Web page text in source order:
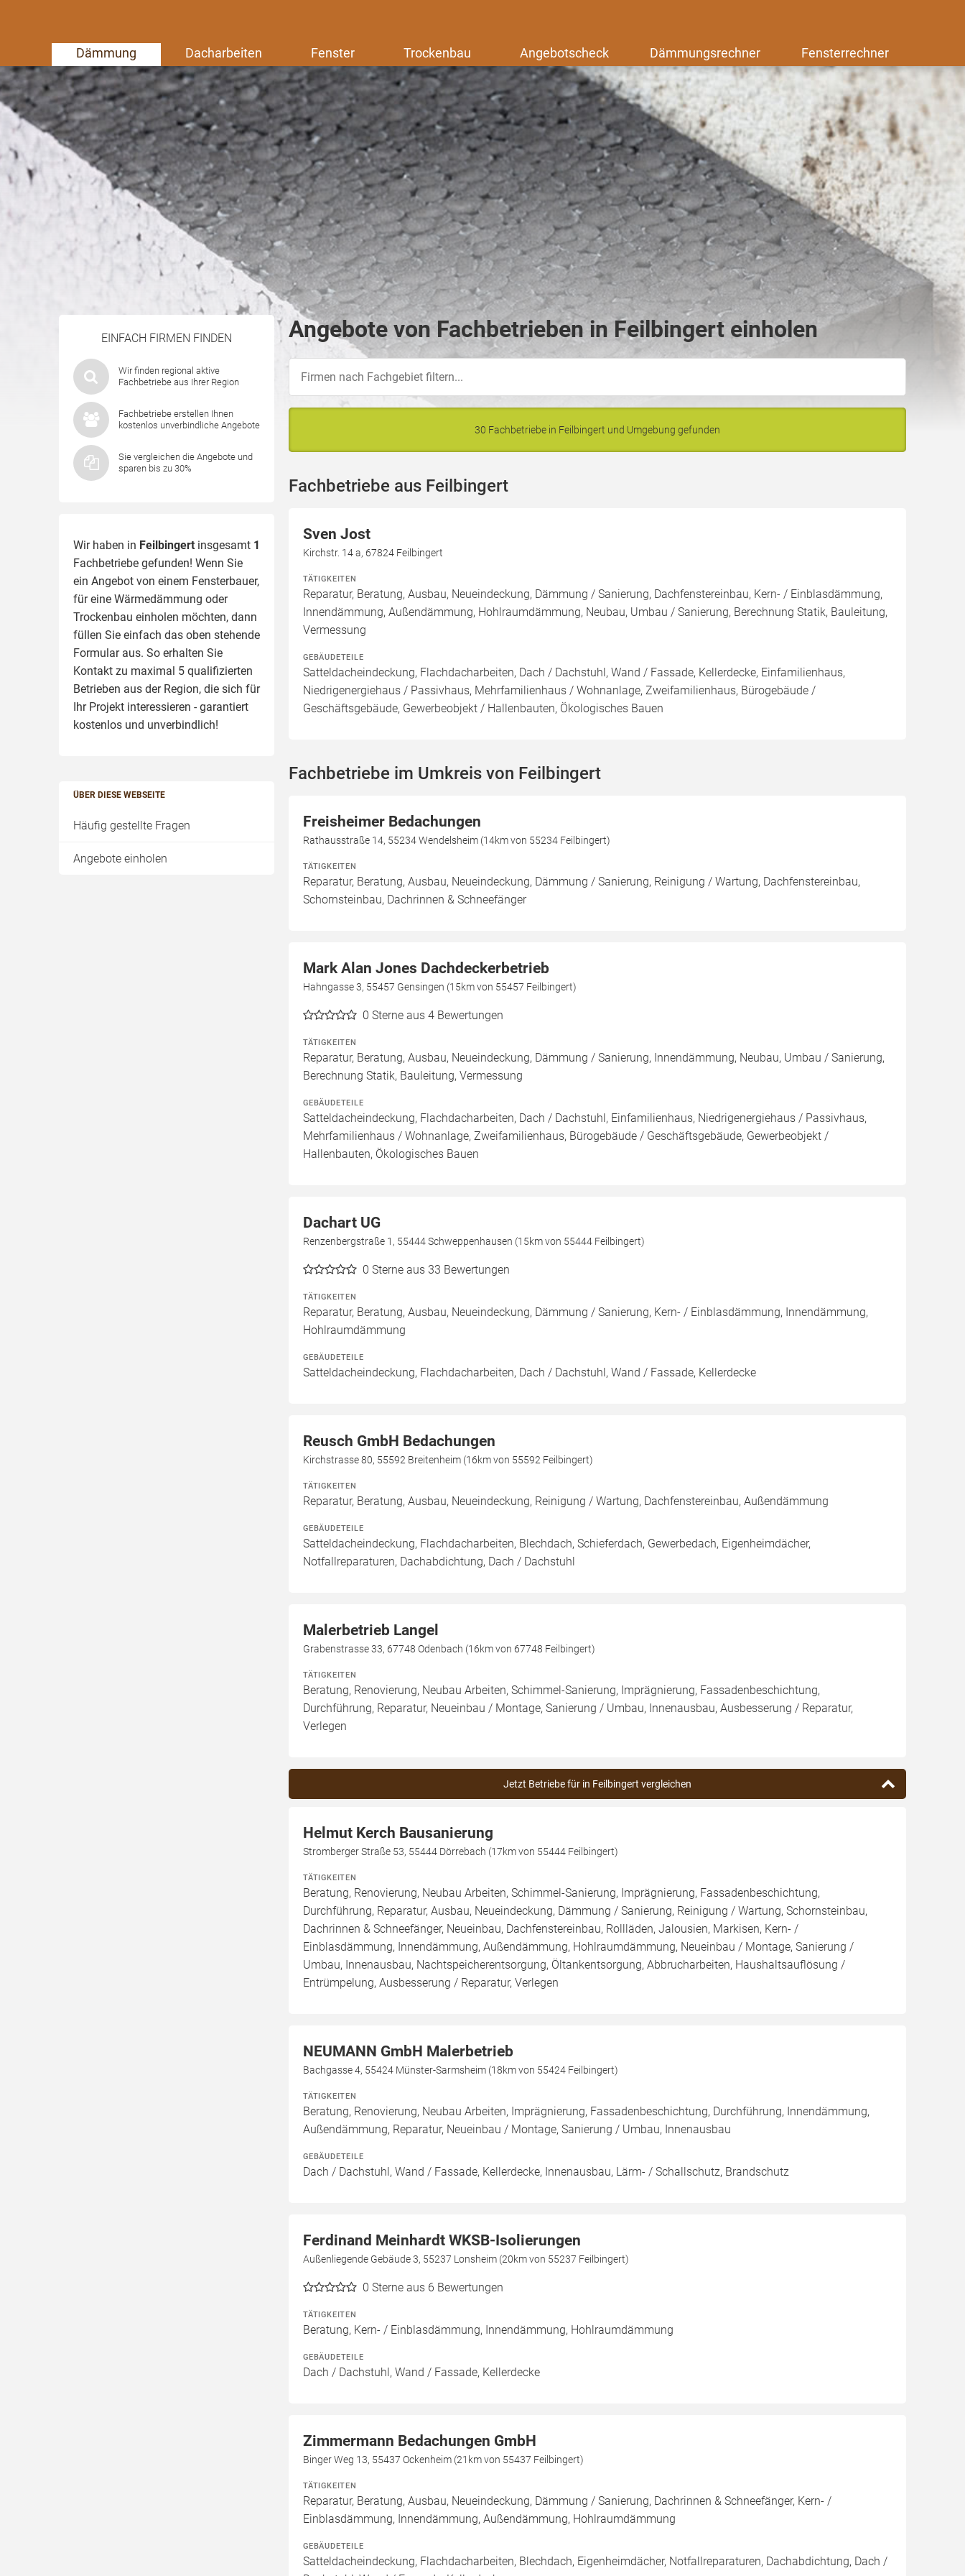
Dämmung Dacharbeiten Fenster Trockenbau Angebotscheck Dämmungsrechner Fensterrechner
EINFACH FIRMEN FINDEN
Wir finden regional aktive
Fachbetriebe aus Ihrer Region
Fachbetriebe erstellen Ihnen
kostenlos unverbindliche Angebote
Sie vergleichen die Angebote und
sparen bis zu 30%
Wir haben in Feilbingert insgesamt 1
Fachbetriebe gefunden! Wenn Sie
ein Angebot von einem Fensterbauer,
für eine Wärmedämmung oder
Trockenbau einholen möchten, dann
füllen Sie einfach das oben stehende
Formular aus. So erhalten Sie
Kontakt zu maximal 5 qualifizierten
Betrieben aus der Region, die sich für
Ihr Projekt interessieren - garantiert
kostenlos und unverbindlich!
ÜBER DIESE WEBSEITE
Häufig gestellte Fragen
Angebote einholen
Angebote von Fachbetrieben in Feilbingert einholen
30 Fachbetriebe in Feilbingert und Umgebung gefunden
Fachbetriebe aus Feilbingert
Sven Jost
Kirchstr. 14 a, 67824 Feilbingert
TÄTIGKEITEN
Reparatur, Beratung, Ausbau, Neueindeckung, Dämmung / Sanierung, Dachfenstereinbau, Kern- / Einblasdämmung,
Innendämmung, Außendämmung, Hohlraumdämmung, Neubau, Umbau / Sanierung, Berechnung Statik, Bauleitung,
Vermessung
GEBÄUDETEILE
Satteldacheindeckung, Flachdacharbeiten, Dach / Dachstuhl, Wand / Fassade, Kellerdecke, Einfamilienhaus,
Niedrigenergiehaus / Passivhaus, Mehrfamilienhaus / Wohnanlage, Zweifamilienhaus, Bürogebäude /
Geschäftsgebäude, Gewerbeobjekt / Hallenbauten, Ökologisches Bauen
Fachbetriebe im Umkreis von Feilbingert
Freisheimer Bedachungen
Rathausstraße 14, 55234 Wendelsheim (14km von 55234 Feilbingert)
TÄTIGKEITEN
Reparatur, Beratung, Ausbau, Neueindeckung, Dämmung / Sanierung, Reinigung / Wartung, Dachfenstereinbau,
Schornsteinbau, Dachrinnen & Schneefänger
Mark Alan Jones Dachdeckerbetrieb
Hahngasse 3, 55457 Gensingen (15km von 55457 Feilbingert)
0 Sterne aus 4 Bewertungen
TÄTIGKEITEN
Reparatur, Beratung, Ausbau, Neueindeckung, Dämmung / Sanierung, Innendämmung, Neubau, Umbau / Sanierung,
Berechnung Statik, Bauleitung, Vermessung
GEBÄUDETEILE
Satteldacheindeckung, Flachdacharbeiten, Dach / Dachstuhl, Einfamilienhaus, Niedrigenergiehaus / Passivhaus,
Mehrfamilienhaus / Wohnanlage, Zweifamilienhaus, Bürogebäude / Geschäftsgebäude, Gewerbeobjekt /
Hallenbauten, Ökologisches Bauen
Dachart UG
Renzenbergstraße 1, 55444 Schweppenhausen (15km von 55444 Feilbingert)
0 Sterne aus 33 Bewertungen
TÄTIGKEITEN
Reparatur, Beratung, Ausbau, Neueindeckung, Dämmung / Sanierung, Kern- / Einblasdämmung, Innendämmung,
Hohlraumdämmung
GEBÄUDETEILE
Satteldacheindeckung, Flachdacharbeiten, Dach / Dachstuhl, Wand / Fassade, Kellerdecke
Reusch GmbH Bedachungen
Kirchstrasse 80, 55592 Breitenheim (16km von 55592 Feilbingert)
TÄTIGKEITEN
Reparatur, Beratung, Ausbau, Neueindeckung, Reinigung / Wartung, Dachfenstereinbau, Außendämmung
GEBÄUDETEILE
Satteldacheindeckung, Flachdacharbeiten, Blechdach, Schieferdach, Gewerbedach, Eigenheimdächer,
Notfallreparaturen, Dachabdichtung, Dach / Dachstuhl
Malerbetrieb Langel
Grabenstrasse 33, 67748 Odenbach (16km von 67748 Feilbingert)
TÄTIGKEITEN
Beratung, Renovierung, Neubau Arbeiten, Schimmel-Sanierung, Imprägnierung, Fassadenbeschichtung,
Durchführung, Reparatur, Neueinbau / Montage, Sanierung / Umbau, Innenausbau, Ausbesserung / Reparatur,
Verlegen
Jetzt Betriebe für in Feilbingert vergleichen
Helmut Kerch Bausanierung
Stromberger Straße 53, 55444 Dörrebach (17km von 55444 Feilbingert)
TÄTIGKEITEN
Beratung, Renovierung, Neubau Arbeiten, Schimmel-Sanierung, Imprägnierung, Fassadenbeschichtung,
Durchführung, Reparatur, Ausbau, Neueindeckung, Dämmung / Sanierung, Reinigung / Wartung, Schornsteinbau,
Dachrinnen & Schneefänger, Neueinbau, Dachfenstereinbau, Rollläden, Jalousien, Markisen, Kern- /
Einblasdämmung, Innendämmung, Außendämmung, Hohlraumdämmung, Neueinbau / Montage, Sanierung /
Umbau, Innenausbau, Nachtspeicherentsorgung, Öltankentsorgung, Abbrucharbeiten, Haushaltsauflösung /
Entrümpelung, Ausbesserung / Reparatur, Verlegen
NEUMANN GmbH Malerbetrieb
Bachgasse 4, 55424 Münster-Sarmsheim (18km von 55424 Feilbingert)
TÄTIGKEITEN
Beratung, Renovierung, Neubau Arbeiten, Imprägnierung, Fassadenbeschichtung, Durchführung, Innendämmung,
Außendämmung, Reparatur, Neueinbau / Montage, Sanierung / Umbau, Innenausbau
GEBÄUDETEILE
Dach / Dachstuhl, Wand / Fassade, Kellerdecke, Innenausbau, Lärm- / Schallschutz, Brandschutz
Ferdinand Meinhardt WKSB-Isolierungen
Außenliegende Gebäude 3, 55237 Lonsheim (20km von 55237 Feilbingert)
0 Sterne aus 6 Bewertungen
TÄTIGKEITEN
Beratung, Kern- / Einblasdämmung, Innendämmung, Hohlraumdämmung
GEBÄUDETEILE
Dach / Dachstuhl, Wand / Fassade, Kellerdecke
Zimmermann Bedachungen GmbH
Binger Weg 13, 55437 Ockenheim (21km von 55437 Feilbingert)
TÄTIGKEITEN
Reparatur, Beratung, Ausbau, Neueindeckung, Dämmung / Sanierung, Dachrinnen & Schneefänger, Kern- /
Einblasdämmung, Innendämmung, Außendämmung, Hohlraumdämmung
GEBÄUDETEILE
Satteldacheindeckung, Flachdacharbeiten, Blechdach, Eigenheimdächer, Notfallreparaturen, Dachabdichtung, Dach /